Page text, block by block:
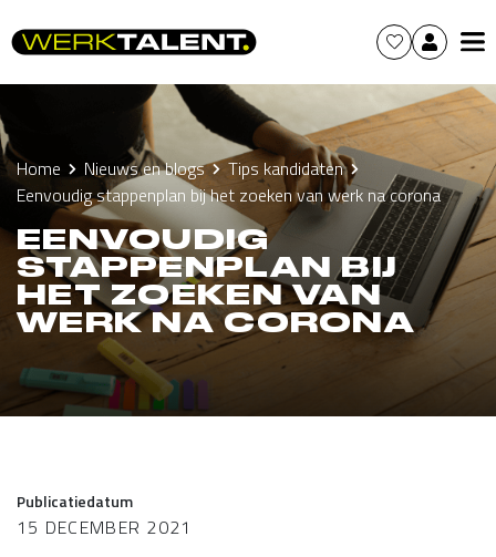
Home Nieuws en blogs
Tips kandidaten
Eenvoudig stappenplan bij het zoeken van werk na corona
EENVOUDIG
STAPPENPLAN BIJ
HET ZOEKEN VAN
WERK NA CORONA
Publicatiedatum
15 DECEMBER 2021